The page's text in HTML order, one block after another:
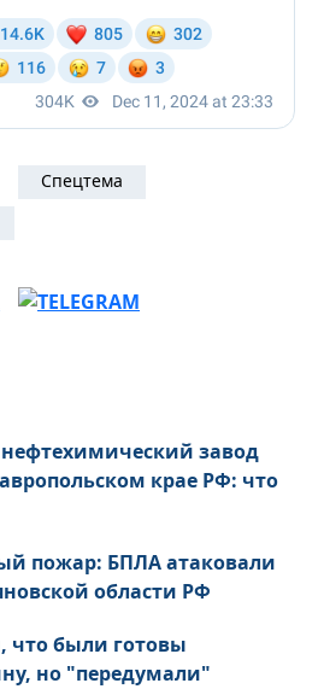
Спецтема
завод
крае РФ: что
пожар: БПЛА атаковали
области РФ
что были готовы
но "передумали"